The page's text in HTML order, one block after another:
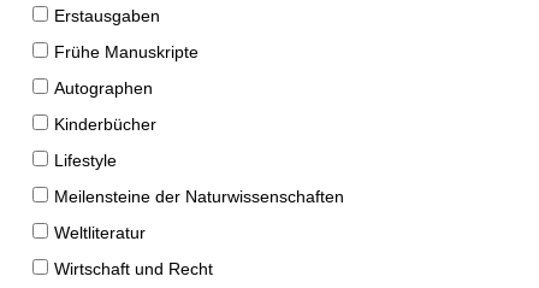
Erstausgaben
Frühe Manuskripte
Autographen
Kinderbücher
Lifestyle
Meilensteine der Naturwissenschaften
Weltliteratur
Wirtschaft und Recht